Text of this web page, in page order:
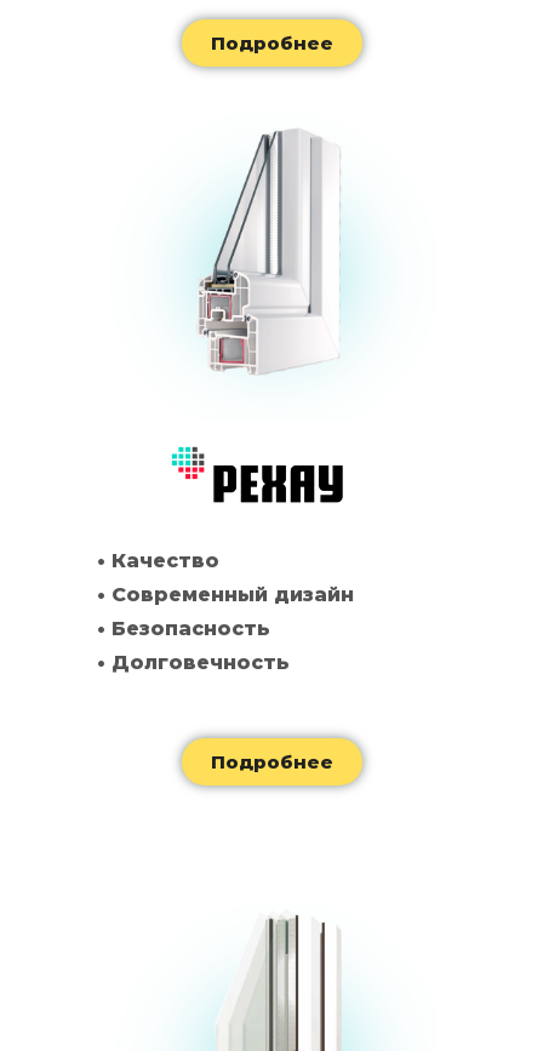
Подробнее
• Качество
• Современный дизайн
• Безопасность
• Долговечность
Подробнее